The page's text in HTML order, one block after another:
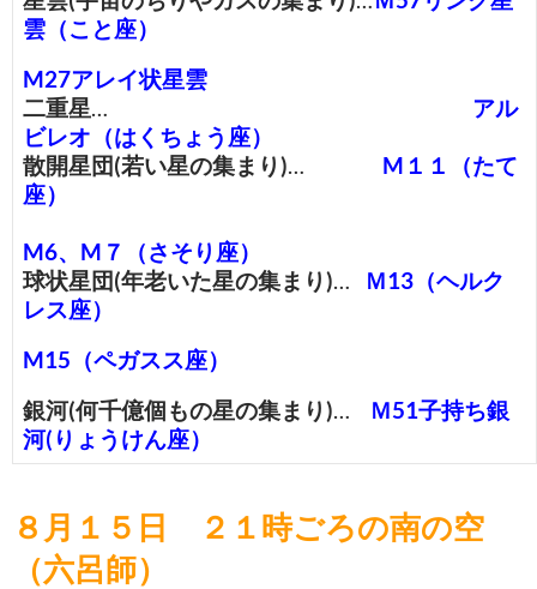
雲（こと座）
M27アレイ状星雲
二重星… アル
ビレオ（はくちょう座）
散開星団(若い星の集まり)… M１１（たて
座）
M6、M７
（さそり座）
球状星団(年老いた星の集まり)…
Ｍ13（ヘルク
レス座）
M15（ペガスス座）
銀河(何千億個もの星の集まり)…
Ｍ51子持ち銀
河(りょうけん座）
８月１５日 ２１時ごろの南の空
（六呂師）